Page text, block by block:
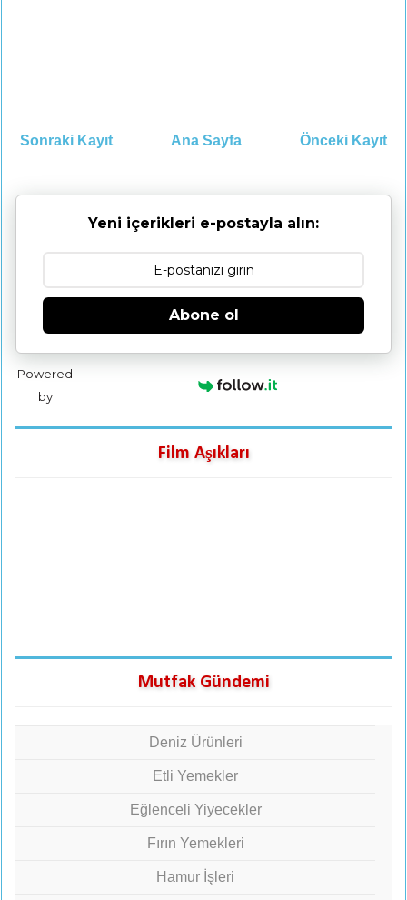
Sonraki Kayıt Önceki Kayıt
Ana Sayfa
Yeni içerikleri e-postayla alın:
Abone ol
Powered
by
Film Aşıkları
Mutfak Gündemi
Deniz Ürünleri
Etli Yemekler
Eğlenceli Yiyecekler
Fırın Yemekleri
Hamur İşleri